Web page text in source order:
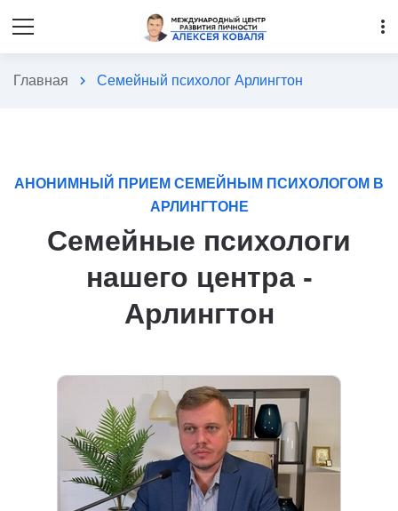
more_vert
Главная chevron_right Семейный психолог Арлингтон
АНОНИМНЫЙ ПРИЕМ СЕМЕЙНЫМ ПСИХОЛОГОМ В
АРЛИНГТОНЕ
Семейные психологи
нашего центра -
Арлингтон